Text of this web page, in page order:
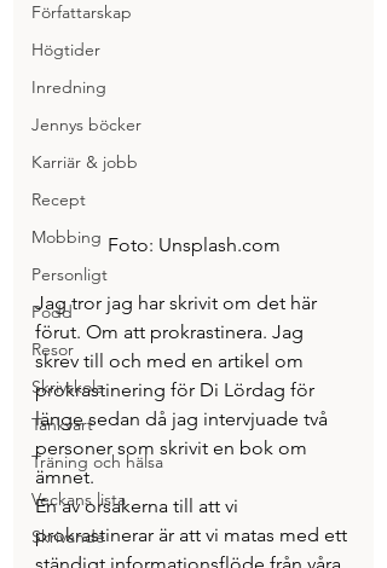
Författarskap
Högtider
Inredning
Jennys böcker
Karriär & jobb
Recept
Mobbing
Personligt
Podd
Resor
Skrivskola
Tänkvärt
Träning och hälsa
Veckans lista
Skrivande
Foto: Unsplash.com
Jag tror jag har skrivit om det här
förut. Om att prokrastinera. Jag
skrev till och med en artikel om
prokrastinering för Di Lördag för
länge sedan då jag intervjuade två
personer som skrivit en bok om
ämnet.
En av orsakerna till att vi
prokrastinerar är att vi matas med ett
ständigt informationsflöde från våra